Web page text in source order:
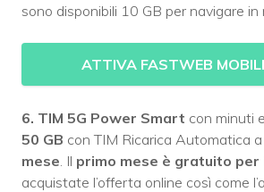
sono disponibili 10 GB per navigare in
ATTIVA FASTWEB
6. TIM 5G Power Smart con minuti
50 GB con TIM Ricarica Automatica a
mese . Il primo mese è gratuito per
acquistate l’offerta online così come